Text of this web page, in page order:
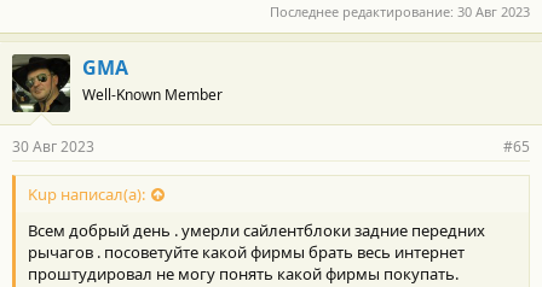
Последнее редактирование: 30 Авг 2023
GMA
Well-Known Member
30 Авг 2023 #65
Kup написал(а):
Всем добрый день . умерли сайлентблоки задние передних
рычагов . посоветуйте какой фирмы брать весь интернет
проштудировал не могу понять какой фирмы покупать.